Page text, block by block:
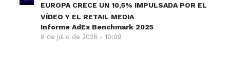
EUROPA CRECE UN 10,5% IMPULSADA POR EL
VÍDEO Y EL RETAIL MEDIA
Informe AdEx Benchmark 2025
8 de julio de 2026 - 10:09